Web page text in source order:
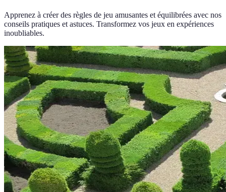
Apprenez à créer des règles de jeu amusantes et équilibrées avec nos
conseils pratiques et astuces. Transformez vos jeux en expériences
inoubliables.